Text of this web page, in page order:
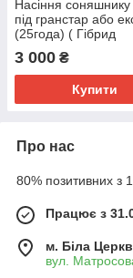
Насіння
під гранстар або
(25года) ( Гібрид
української
3 000 ₴
Купити
Про нас
80% позитивних з
Працює з
м. Біла
вул.